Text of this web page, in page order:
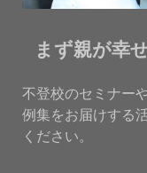
まず親が幸
不登校のセミナー
例集をお届けする
ください。